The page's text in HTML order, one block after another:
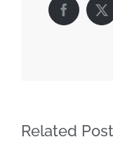
Facebook
X
Related